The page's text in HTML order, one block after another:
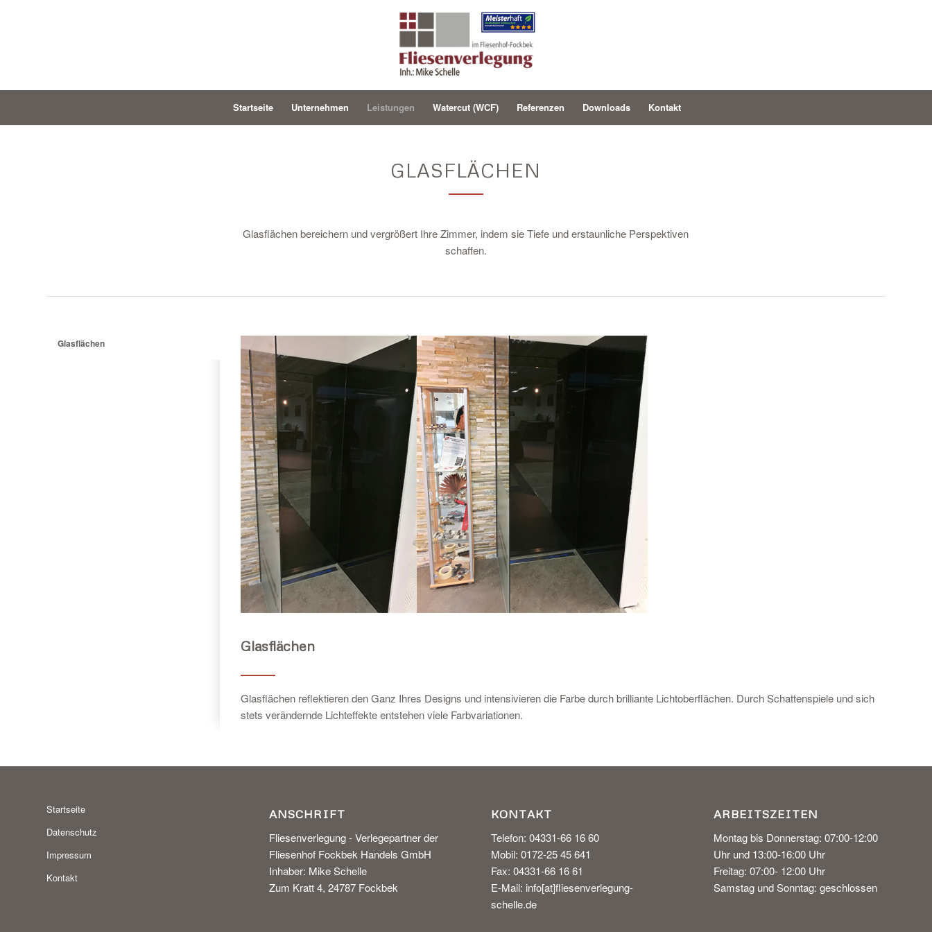
Startseite Unternehmen Leistungen Watercut (WCF) Referenzen Downloads Kontakt
GLASFLÄCHEN
Glasflächen bereichern und vergrößert Ihre Zimmer, indem sie Tiefe und erstaunliche Perspektiven
schaffen.
Glasflächen
Glasflächen
Glasflächen reflektieren den Ganz Ihres Designs und intensivieren die Farbe durch brilliante Lichtoberflächen. Durch Schattenspiele und sich
stets verändernde Lichteffekte entstehen viele Farbvariationen.
Startseite
Datenschutz
Impressum
Kontakt
ANSCHRIFT
Fliesenverlegung - Verlegepartner der
Fliesenhof Fockbek Handels GmbH
Inhaber: Mike Schelle
Zum Kratt 4, 24787 Fockbek
KONTAKT
Telefon: 04331-66 16 60
Mobil: 0172-25 45 641
Fax: 04331-66 16 61
E-Mail: info[at]fliesenverlegung-
schelle.de
ARBEITSZEITEN
Montag bis Donnerstag: 07:00-12:00
Uhr und 13:00-16:00 Uhr
Freitag: 07:00- 12:00 Uhr
Samstag und Sonntag: geschlossen